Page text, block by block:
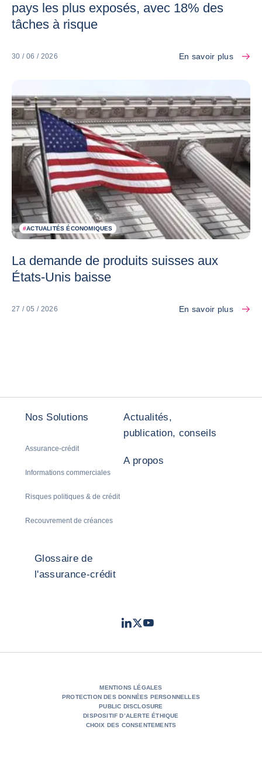
pays les plus exposés, avec 18% des
tâches à risque
30 / 06 / 2026 En savoir plus
#ACTUALITÉS ÉCONOMIQUES
La demande de produits suisses aux
États-Unis baisse
27 / 05 / 2026 En savoir plus
Nos Solutions
Assurance-crédit
Informations commerciales
Risques politiques & de crédit
Recouvrement de créances
Actualités,
publication, conseils
A propos
Glossaire de
l'assurance-crédit
LinkedIn
TwitterYoutube
MENTIONS LÉGALES
PROTECTION DES DONNÉES PERSONNELLES
PUBLIC DISCLOSURE
DISPOSITIF D’ALERTE ÉTHIQUE
CHOIX DES CONSENTEMENTS